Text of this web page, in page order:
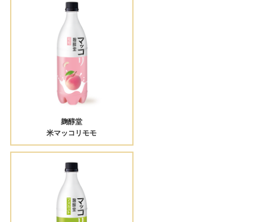
麹醇堂
米マッコリモモ